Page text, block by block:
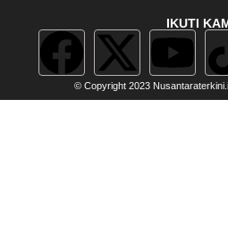
IKUTI
© Copyright 2023